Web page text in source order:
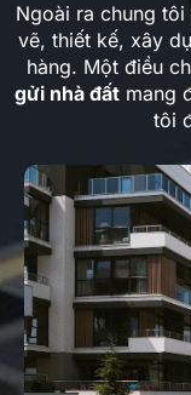
Ngoài ra chung
vẽ, thiết kế, xây
hàng. Một điều
gửi nhà đất mang
tôi